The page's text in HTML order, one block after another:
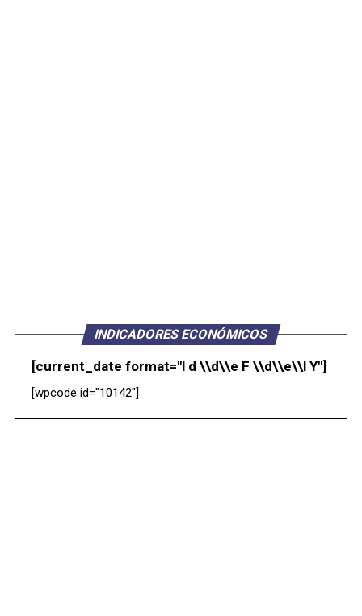
INDICADORES ECONÓMICOS
[current_date format="l d \\d\\e F \\d\\e\\l Y"]
[wpcode id="10142"]